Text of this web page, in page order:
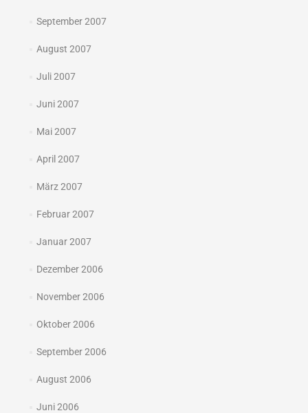
September 2007
August 2007
Juli 2007
Juni 2007
Mai 2007
April 2007
März 2007
Februar 2007
Januar 2007
Dezember 2006
November 2006
Oktober 2006
September 2006
August 2006
Juni 2006